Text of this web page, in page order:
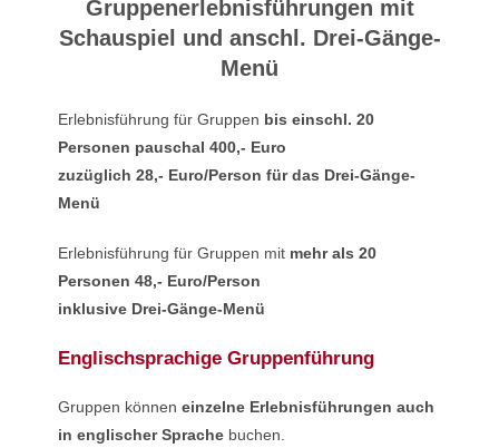
Gruppenerlebnisführungen mit
Schauspiel und anschl. Drei-Gänge-
Menü
Erlebnisführung für Gruppen bis einschl. 20
Personen pauschal 400,- Euro
zuzüglich 28,- Euro/Person für das Drei-Gänge-
Menü
Erlebnisführung für Gruppen mit mehr als 20
Personen 48,- Euro/Person
inklusive Drei-Gänge-Menü
Englischsprachige Gruppenführung
Gruppen könneneinzelne Erlebnisführungen auch
in englischer Sprache buchen.